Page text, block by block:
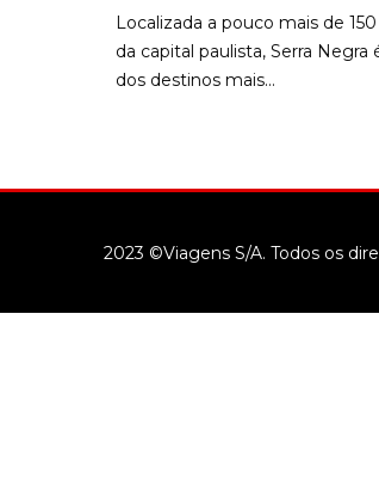
Localizada a pouco mais de
da capital paulista, Serra Negra
dos destinos mais...
2023 ©Viagens S/A. Todos os